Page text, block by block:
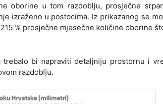
oborine u tom razdoblju, prosječne
izraženo u postocima. Iz prikazanog se
% prosječne mjesečne količine oborine
bi napraviti detaljniju prostornu i
razdoblju.